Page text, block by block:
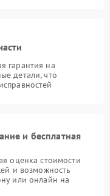
гарантия на
детали, что
и бесплатная
оценка стоимости
и возможность
или онлайн на